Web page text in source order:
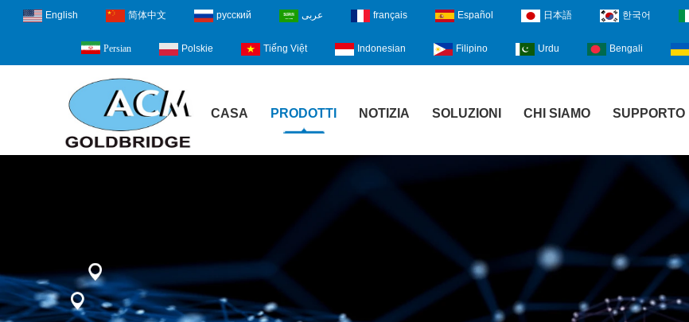
English 简体中文 русский عربى français Español 日本語 한국어
Persian Polskie Tiếng Việt Indonesian Filipino Urdu Bengali
CASA PRODOTTI NOTIZIA SOLUZIONI CHI SIAMO SUPPORTO